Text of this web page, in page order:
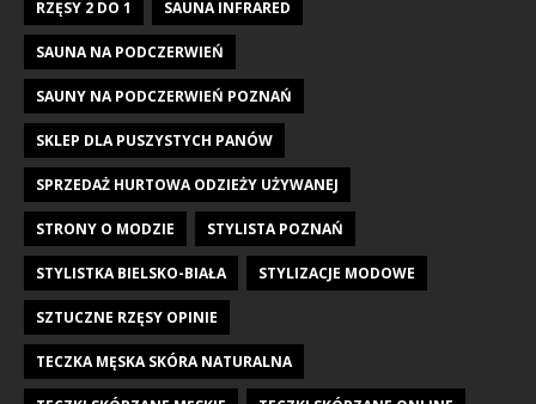
RZĘSY 2 DO 1 SAUNA INFRARED
SAUNA NA PODCZERWIEŃ
SAUNY NA PODCZERWIEŃ POZNAŃ
SKLEP DLA PUSZYSTYCH PANÓW
SPRZEDAŻ HURTOWA ODZIEŻY UŻYWANEJ
STRONY O MODZIE STYLISTA POZNAŃ
STYLISTKA BIELSKO-BIAŁA STYLIZACJE MODOWE
SZTUCZNE RZĘSY OPINIE
TECZKA MĘSKA SKÓRA NATURALNA